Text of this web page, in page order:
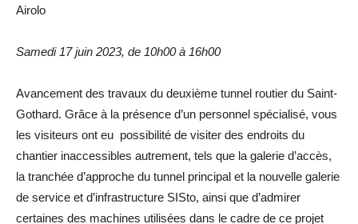
Airolo
Samedi 17 juin 2023, de 10h00 à 16h00
Avancement des travaux du deuxième tunnel routier du Saint-
Gothard. Grâce à la présence d’un personnel spécialisé, vous
les visiteurs ont eu possibilité de visiter des endroits du
chantier inaccessibles autrement, tels que la galerie d’accès,
la tranchée d’approche du tunnel principal et la nouvelle galerie
de service et d’infrastructure SISto, ainsi que d’admirer
certaines des machines utilisées dans le cadre de ce projet